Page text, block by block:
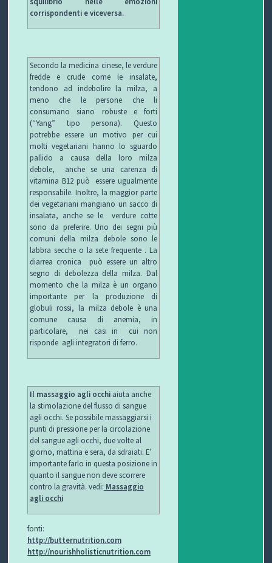
corrispondenti e viceversa.
Secondo la medicina cinese, le verdure
fredde e crude come le insalate,
tendono ad indebolire la milza, a
meno che le persone che li
consumano siano robuste e forti
(“Yang” tipo persona). Questo
potrebbe essere un motivo per cui
molti vegetariani hanno lo sguardo
pallido a causa della loro milza
debole, anche se una carenza di
vitamina B12 può essere ugualmente
responsabile. Inoltre, la maggior parte
dei vegetariani mangiano un sacco di
insalata, anche se le verdure cotte
sono da preferire. Uno dei segni più
comuni della milza debole sono le
labbra secche o la sete frequente . La
diarrea cronica può essere un altro
segno di debolezza della milza. Dal
momento che la milza è un organo
importante per la produzione di
globuli rossi, la milza debole è una
comune causa di anemia, in
particolare, nei casi in cui non
risponde agli integratori di ferro.
Il massaggio agli occhiaiuta anche
la stimolazione del flusso di sangue
agli occhi. Se possibile massaggiarsi i
punti di pressione per la circolazione
del sangue agli occhi, due volte al
giorno, mattina e sera, da sdraiati. E’
importante farlo in questa posizione in
quanto il sangue non deve scorrere
contro la gravità. vedi: Massaggio
agli occhi
fonti:
http://butternutrition.com
http://nourishholisticnutrition.com